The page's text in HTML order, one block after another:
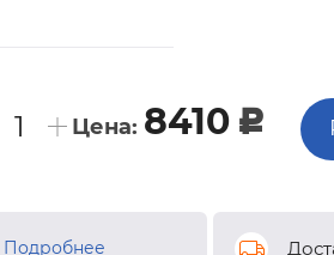
Цена: 8410 c
Подробнее